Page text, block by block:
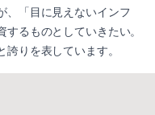
、「目に見えないインフ
るものとしていきたい。
りを表しています。